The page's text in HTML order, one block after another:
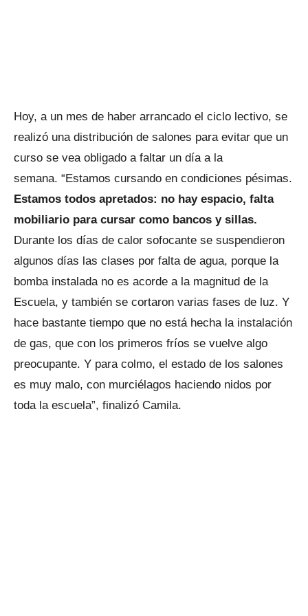
Hoy, a un mes de haber arrancado el ciclo lectivo, se
realizó una distribución de salones para evitar que un
curso se vea obligado a faltar un día a la
semana. “Estamos cursando en condiciones pésimas.
Estamos todos apretados: no hay espacio, falta
mobiliario para cursar como bancos y sillas.
Durante los días de calor sofocante se suspendieron
algunos días las clases por falta de agua, porque la
bomba instalada no es acorde a la magnitud de la
Escuela, y también se cortaron varias fases de luz. Y
hace bastante tiempo que no está hecha la instalación
de gas, que con los primeros fríos se vuelve algo
preocupante. Y para colmo, el estado de los salones
es muy malo, con murciélagos haciendo nidos por
toda la escuela”, finalizó Camila.